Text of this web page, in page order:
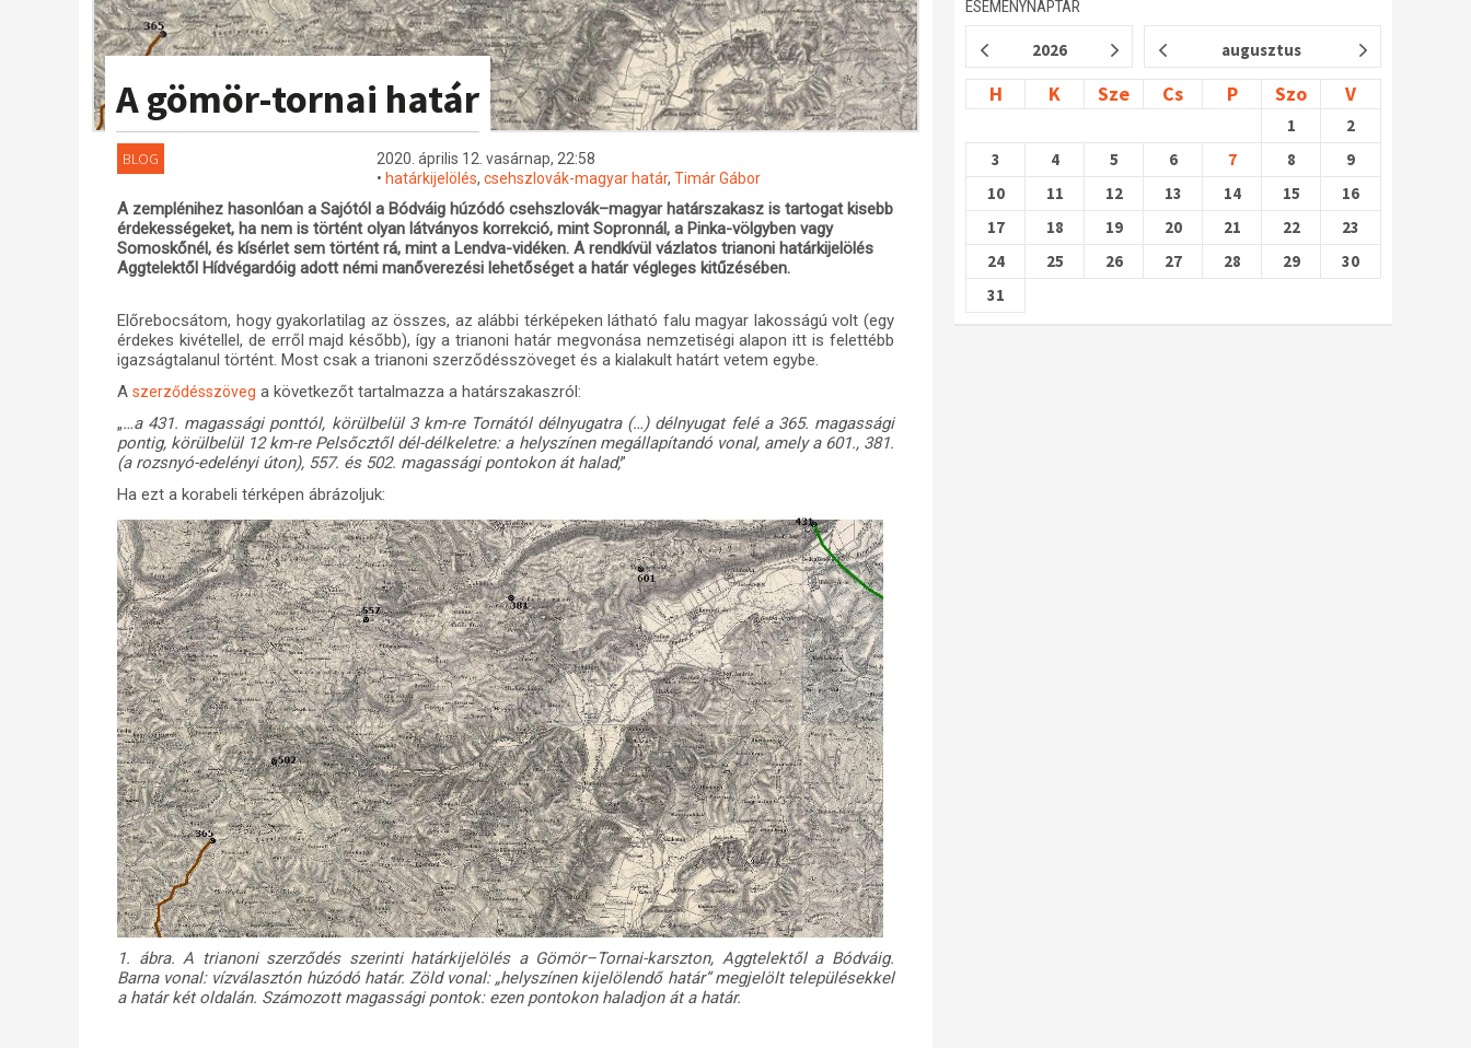
A gömör-tornai határ
BLOG
2020. április 12. vasárnap, 22:58
• határkijelölés, csehszlovák-magyar határ, Timár Gábor
A zemplénihez hasonlóan a Sajótól a Bódváig húzódó csehszlovák–magyar határszakasz is tartogat kisebb
érdekességeket, ha nem is történt olyan látványos korrekció, mint Sopronnál, a Pinka-völgyben vagy
Somoskőnél, és kísérlet sem történt rá, mint a Lendva-vidéken. A rendkívül vázlatos trianoni határkijelölés
Aggtelektől Hídvégardóig adott némi manőverezési lehetőséget a határ végleges kitűzésében.
Előrebocsátom, hogy gyakorlatilag az összes, az alábbi térképeken látható falu magyar lakosságú volt (egy
érdekes kivétellel, de erről majd később), így a trianoni határ megvonása nemzetiségi alapon itt is felettébb
igazságtalanul történt. Most csak a trianoni szerződésszöveget és a kialakult határt vetem egybe.
A szerződésszöveg a következőt tartalmazza a határszakaszról:
„…a 431. magassági ponttól, körülbelül 3 km-re Tornától délnyugatra (…) délnyugat felé a 365. magassági
pontig, körülbelül 12 km-re Pelsőcztől dél-délkeletre: a helyszínen megállapítandó vonal, amely a 601., 381.
(a rozsnyó-edelényi úton), 557. és 502. magassági pontokon át halad;”
Ha ezt a korabeli térképen ábrázoljuk:
1. ábra. A trianoni szerződés szerinti határkijelölés a Gömör–Tornai-karszton, Aggtelektől a Bódváig.
Barna vonal: vízválasztón húzódó határ. Zöld vonal: „helyszínen kijelölendő határ” megjelölt településekkel
a határ két oldalán. Számozott magassági pontok: ezen pontokon haladjon át a határ.
ESEMÉNYNAPTÁR
2026 augusztus
H K Sze Cs P Szo V
1
2
3
4 5 6 7 8
9
10
11 12 13 14 15
16
17
18 19 20 21 22
23
24
25 26 27 28 29
30
31